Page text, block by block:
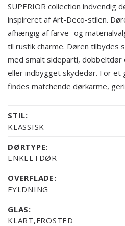
SUPERIOR collection indvendig
inspireret af Art-Deco-stilen.
afhængig af farve- og
til rustik charme. Døren tilbydes
med smalt sideparti, dobbeltdør
eller indbygget skydedør. For
findes matchende dørkarme,
STIL:
KLASSISK
DØRTYPE:
ENKELTDØR
OVERFLADE:
FYLDNING
GLAS:
KLART,FROSTED